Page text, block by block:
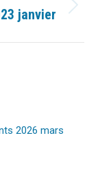
janvier
2026 mars